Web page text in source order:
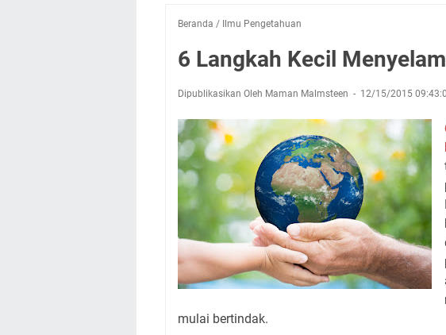
Beranda / Ilmu Pengetahuan
6 Langkah Kecil
Dipublikasikan Oleh Maman Malmsteen 12/15/2015
mulai bertindak.